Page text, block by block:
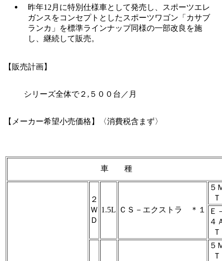
昨年12月に特別仕様車として発売し、スポーツエレ
ガンスをコンセプトとしたスポーツワゴン「カサブ
ランカ」を標準ラインナップ同様の一部改良を施
し、継続して販売。
【販売計画】
シリーズ全体で２,５００台／月
【メーカー希望小売価格】〈消費税含まず〉
車 種
２
Ｗ
Ｄ
1.5L ＣＳ－エクストラ ＊１
５
Ｔ
Ｅ
４
Ｔ
５
Ｔ